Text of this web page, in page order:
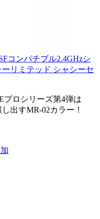
コンパチブル2.4GHzシ
リミテッド シャシーセ
プロシリーズ第4弾は
出すMR-02カラー！